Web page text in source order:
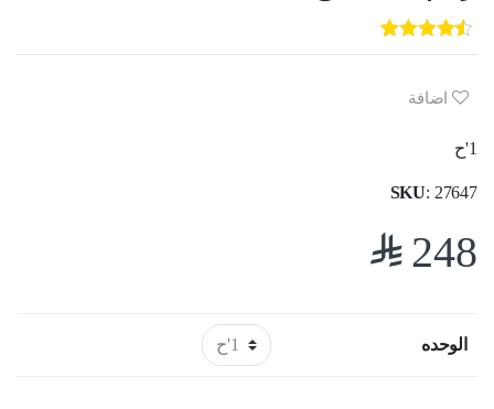
5
out of
5
3
customer
ratings
اضافة
1'ح
SKU: 27647
248
$
الوحده